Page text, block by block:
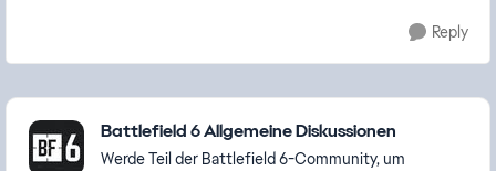
Reply
Featured Places
Battlefield 6 Allgemeine Diskussionen
Werde Teil der Battlefield 6-Community, um